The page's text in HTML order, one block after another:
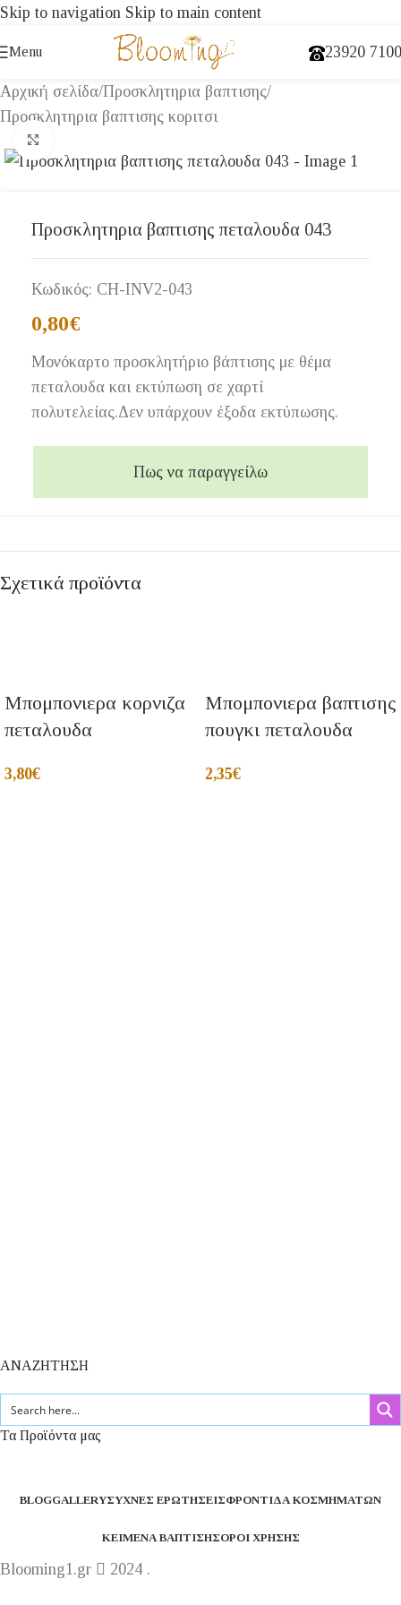
Skip to navigation Skip to main content
Menu 23920
Αρχική σελίδα/Προσκλητηρια βαπτισης/
Προσκλητηρια βαπτισης κοριτσι
Προσκλητηρια βαπτισης πεταλουδα 043
Κωδικός: CH-INV2-043
0,80€
Μονόκαρτο προσκλητήριο βάπτισης με θέμα
πεταλουδα και εκτύπωση σε χαρτί
πολυτελείας.Δεν υπάρχουν έξοδα εκτύπωσης.
Πως να παραγγείλω
Σχετικά προϊόντα
Μπομπονιερα κορνιζα
πεταλουδα
3,80€
Μπομπονιερα βαπτισης
πουγκι πεταλουδα
2,35€
ΑΝΑΖΗΤΗΣΗ
Τα Προϊόντα μας
BLOGGALLERYΣΥΧΝΈΣ ΕΡΩΤΉΣΕΙΣΦΡΟΝΤΊΔΑ ΚΟΣΜΗΜΆΤΩΝ
ΚΕΊΜΕΝΑ ΒΆΠΤΙΣΗΣΌΡΟΙ ΧΡΉΣΗΣ
Blooming1.gr
2024 .